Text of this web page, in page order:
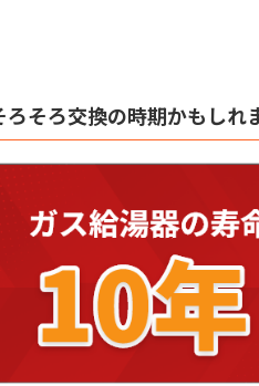
そろ交換の時期かもしれ